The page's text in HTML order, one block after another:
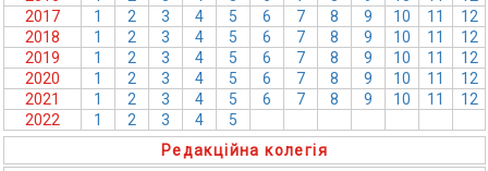
2017
1 2 3 4 5 6 7 8 9 10 11
12
2018
1 2 3 4 5 6 7 8 9 10 11
12
2019
1 2 3 4 5 6 7 8 9 10 11
12
2020
1 2 3 4 5 6 7 8 9 10 11
12
2021
1 2 3 4 5 6 7 8 9 10 11
12
2022
1 2 3 4 5
Редакційна колегія